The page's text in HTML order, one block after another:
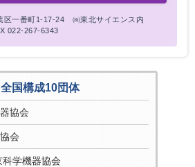
一番町1-17-24 ㈱東北サイエンス内
022-267-6343
全国構成10団体
協会
会
科学機器協会